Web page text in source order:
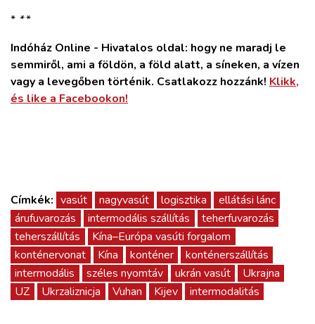
* **
Indóház Online - Hivatalos oldal: hogy ne maradj le
semmiről, ami a földön, a föld alatt, a síneken, a vízen
vagy a levegőben történik. Csatlakozz hozzánk! Klikk,
és like a Facebookon!
Címkék: vasút nagyvasút logisztika
ellátási lánc
árufuvarozás
intermodális szállítás
teherfuvarozás
teherszállítás
Kína–Európa vasúti forgalom
konténervonat
Kína konténer
konténerszállítás
intermodális
széles nyomtáv ukrán vasút
Ukrajna
UZ
Ukrzaliznicja Vuhan Kijev intermodalitás